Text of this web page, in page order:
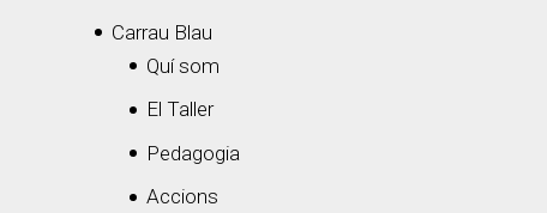
Carrau Blau
Quí som
El Taller
Pedagogia
Accions